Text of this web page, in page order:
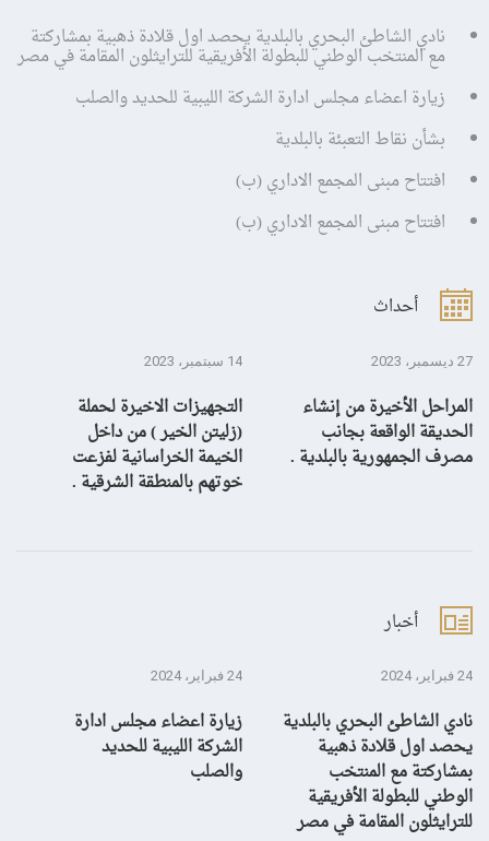
نادي الشاطئ البحري بالبلدية يحصد اول قلادة ذهبية بمشاركتة
مع المنتخب الوطني للبطولة الأفريقية للترايثلون المقامة في مصر
زيارة اعضاء مجلس ادارة الشركة الليبية للحديد والصلب
بشأن نقاط التعبئة بالبلدية
افتتاح مبنى المجمع الاداري (ب)
افتتاح مبنى المجمع الاداري (ب)
أحداث
27 ديسمبر، 2023
المراحل الأخيرة من إنشاء
الحديقة الواقعة بجانب
مصرف الجمهورية بالبلدية .
14 سبتمبر، 2023
التجهيزات الاخيرة لحملة
(زليتن الخير ) من داخل
الخيمة الخراسانية لفزعت
خوتهم بالمنطقة الشرقية .
أخبار
24 فبراير، 2024
نادي الشاطئ البحري بالبلدية
يحصد اول قلادة ذهبية
بمشاركتة مع المنتخب
الوطني للبطولة الأفريقية
للترايثلون المقامة في مصر
24 فبراير، 2024
زيارة اعضاء مجلس ادارة
الشركة الليبية للحديد
والصلب